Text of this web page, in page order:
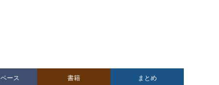
ース 書籍 まとめ